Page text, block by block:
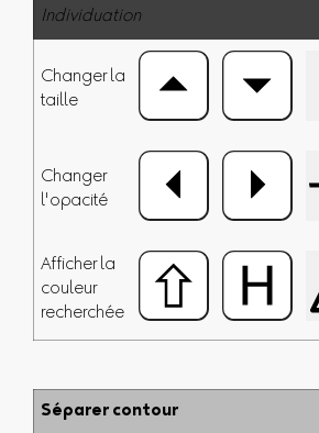
Individuation
Changer la
taille
Changer
l'opacité
Afficher la
couleur
recherchée
Séparer contour